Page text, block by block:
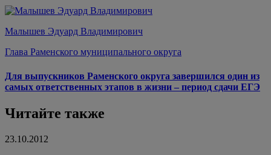
Малышев Эдуард Владимирович
Глава Раменского муниципального округа
Для выпускников Раменского округа завершился один из
самых ответственных этапов в жизни – период сдачи ЕГЭ
Читайте также
23.10.2012